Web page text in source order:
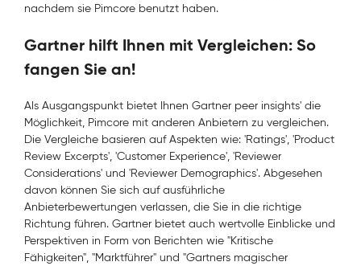
nachdem sie Pimcore benutzt haben.
Gartner hilft Ihnen mit Vergleichen: So
fangen Sie an!
Als Ausgangspunkt bietet Ihnen Gartner peer insights' die
Möglichkeit, Pimcore mit anderen Anbietern zu vergleichen.
Die Vergleiche basieren auf Aspekten wie: 'Ratings', 'Product
Review Excerpts', 'Customer Experience', 'Reviewer
Considerations' und 'Reviewer Demographics'. Abgesehen
davon können Sie sich auf ausführliche
Anbieterbewertungen verlassen, die Sie in die richtige
Richtung führen. Gartner bietet auch wertvolle Einblicke und
Perspektiven in Form von Berichten wie "Kritische
Fähigkeiten", "Marktführer" und "Gartners magischer